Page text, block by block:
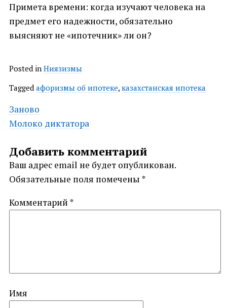
Примета времени: когда изучают человека на
предмет его надежности, обязательно
выясняют не «ипотечник» ли он?
Posted in Ниязизмы
Tagged афоризмы об ипотеке, казахстанская ипотека
Post
navigation
Заново
Молоко диктатора
Добавить комментарий
Ваш адрес email не будет опубликован.
Обязательные поля помечены *
Комментарий *
Имя